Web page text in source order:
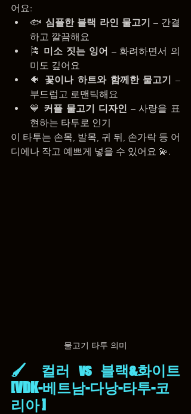
어요:
🐟 심플한 블랙 라인 물고기 – 간결
하고 깔끔해요
🎏 미소 짓는 잉어 – 화려하면서 의
미도 깊어요
🐠 꽃이나 하트와 함께한 물고기 –
부드럽고 로맨틱해요
💙 커플 물고기 디자인 – 사랑을 표
현하는 타투로 인기
이 타투는 손목, 발목, 귀 뒤, 손가락 등 어
디에나 작고 예쁘게 넣을 수 있어요 💫.
물고기 타투 의미
🖌️ 컬러 vs 블랙&화이트
[VDK-베트남-다낭-타투-코
리아 ]